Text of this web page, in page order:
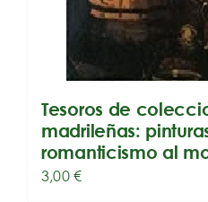
Tesoros de
madrileñas:
romanticismo al
3,00€